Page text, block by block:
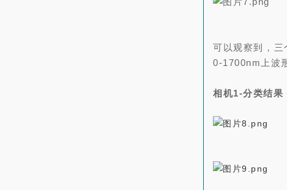
可以观察到，
0-1700nm上波
相机1-分类结果